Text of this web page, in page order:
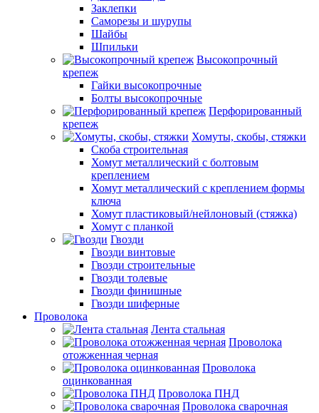
Заклепки
Саморезы и шурупы
Шайбы
Шпильки
Высокопрочный
крепеж
Гайки высокопрочные
Болты высокопрочные
Перфорированный
крепеж
Хомуты, скобы, стяжки
Скоба строительная
Хомут металлический с болтовым
креплением
Хомут металлический с креплением формы
ключа
Хомут пластиковый/нейлоновый (стяжка)
Хомут с планкой
Гвозди
Гвозди винтовые
Гвозди строительные
Гвозди толевые
Гвозди финишные
Гвозди шиферные
Проволока
Лента стальная
Проволока
отожженная черная
Проволока
оцинкованная
Проволока ПНД
Проволока сварочная